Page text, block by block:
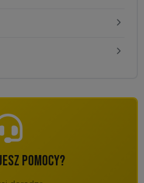
POMOCY?